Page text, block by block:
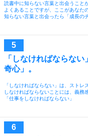
読書中に知らない言葉と出会うこと
よくあることですが、ここがあなた
知らない言葉と出会ったら「成長の
「しなければならな
奇心」。
「しなければならない」は、ストレ
しなければならないことには、義務
「仕事をしなければならない」